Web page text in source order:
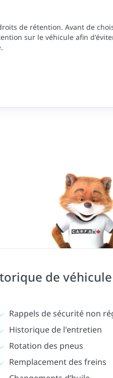
de rétention. Avant de
sur le véhicule afin
de
Rappels de sécurité non
Historique de l'entretien
Rotation des pneus
Remplacement des freins